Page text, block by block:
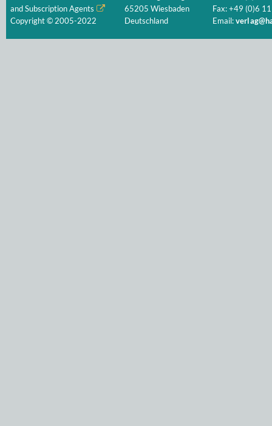
and Subscription Agents
Copyright © 2005-2022
65205 Wiesbaden
Deutschland
Fax: +49 (0)6
Email: